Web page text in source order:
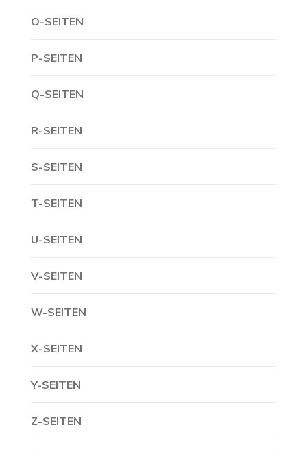
O-SEITEN
P-SEITEN
Q-SEITEN
R-SEITEN
S-SEITEN
T-SEITEN
U-SEITEN
V-SEITEN
W-SEITEN
X-SEITEN
Y-SEITEN
Z-SEITEN